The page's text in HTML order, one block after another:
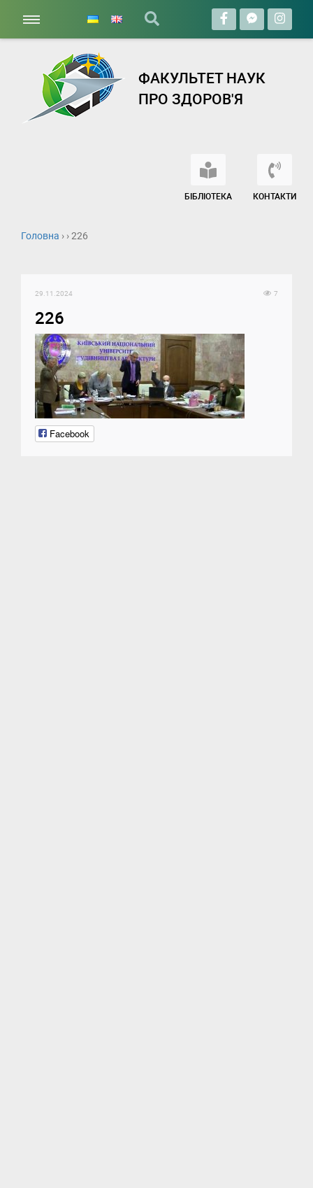
ФАКУЛЬТЕТ НАУК
ПРО ЗДОРОВ'Я
БІБЛІОТЕКА КОНТАКТИ
Головна › › 226
29.11.2024 7
226
Facebook